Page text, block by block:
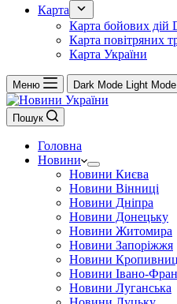
Карта
Карта бойових дій
Карта повітряних
Карта України
Меню Dark Mode Light Mode
Пошук
Головна
Новини
Новини Києва
Новини Вінниці
Новини Дніпра
Новини Донецьку
Новини Житомира
Новини Запоріжжя
Новини
Новини Івано-
Новини Луганська